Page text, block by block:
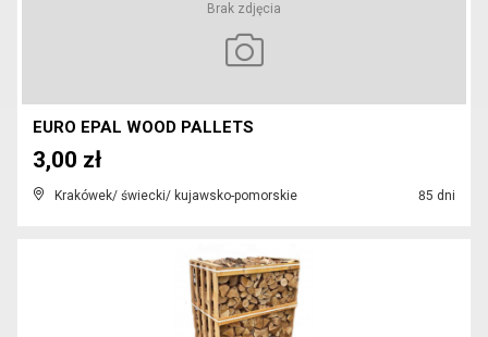
Brak zdjęcia
EURO EPAL WOOD PALLETS
Krakówek/ świecki/ kujawsko-pomorskie 85 dni
3,00 zł